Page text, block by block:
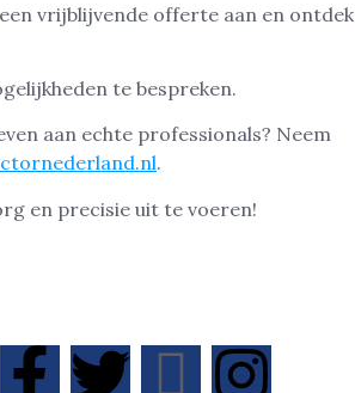
vrijblijvende offerte aan en ontdek
te bespreken.
aan echte professionals? Neem
.
en precisie uit te voeren!